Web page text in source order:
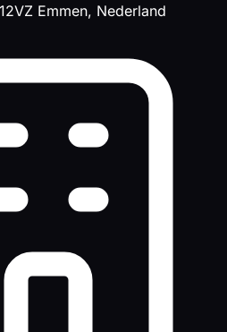
Emmen, Nederland